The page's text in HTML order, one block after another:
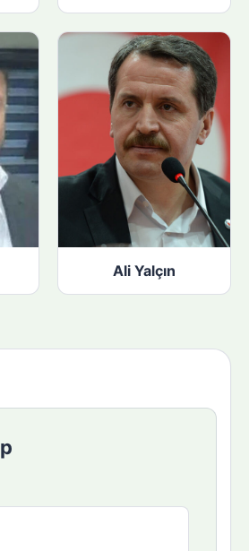
Ali Yalçın